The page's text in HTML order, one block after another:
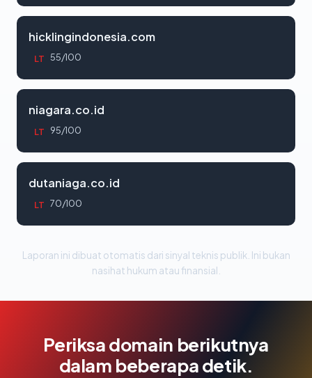
hicklingindonesia.com
LT 55/100
niagara.co.id
LT 95/100
dutaniaga.co.id
LT 70/100
Laporan ini dibuat otomatis dari sinyal teknis publik. Ini bukan
nasihat hukum atau finansial.
Periksa domain berikutnya
dalam beberapa detik.